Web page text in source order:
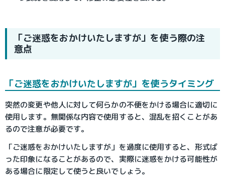
「ご迷惑をおかけいたしますが」を使う際の注
意点
「ご迷惑をおかけいたしますが」を使うタイミング
突然の変更や他人に対して何らかの不便をかける場合に適切に
使用します。無関係な内容で使用すると、混乱を招くことがあ
るので注意が必要です。
「ご迷惑をおかけいたしますが」を過度に使用すると、形式ば
った印象になることがあるので、実際に迷惑をかける可能性が
ある場合に限定して使うと良いでしょう。